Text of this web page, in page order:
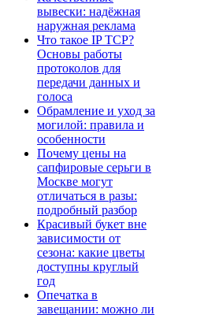
вывески: надёжная
наружная реклама
Что такое IP TCP?
Основы работы
протоколов для
передачи данных и
голоса
Обрамление и уход за
могилой: правила и
особенности
Почему цены на
сапфировые серьги в
Москве могут
отличаться в разы:
подробный разбор
Красивый букет вне
зависимости от
сезона: какие цветы
доступны круглый
год
Опечатка в
завещании: можно ли